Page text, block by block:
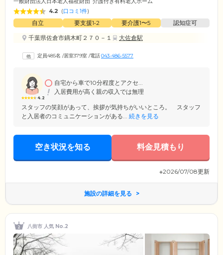
4.2 (口コミ1件)
自立 要支援1•2 要介護1〜5
認知症可
千葉県佐倉市鏑木町２７０－１
大佐倉駅
定員485名 /居室379室 /電話043-486-5577
4.2
自宅から車で10分程度とアクセ...
入居費用が高く親の収入では無理
スタッフの笑顔があって、挨拶が気持ちがいいところ。 スタッフ
と入居者のコミュニケーションがある... 続きを見る
空き状況を知る 料金見積もり
※2026/07/08更新
施設の詳細を見る
八街市 人気 No.2